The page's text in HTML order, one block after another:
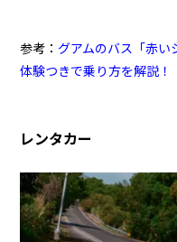
参考： グアムのバス「赤
体験つきで乗り方を解説！
レンタカー